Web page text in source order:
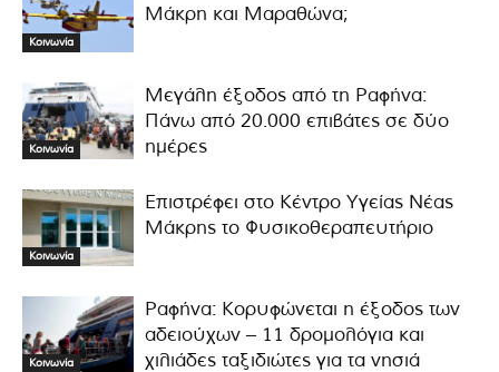
Κοινωνία
Μάκρη και Μαραθώνα;
Κοινωνία
Μεγάλη έξοδος από τη Ραφήνα:
Πάνω από 20.000 επιβάτες σε δύο
ημέρες
Κοινωνία
Επιστρέφει στο Κέντρο Υγείας Νέας
Μάκρης το Φυσικοθεραπευτήριο
Κοινωνία
Ραφήνα: Κορυφώνεται η έξοδος των
αδειούχων – 11 δρομολόγια και
χιλιάδες ταξιδιώτες για τα νησιά